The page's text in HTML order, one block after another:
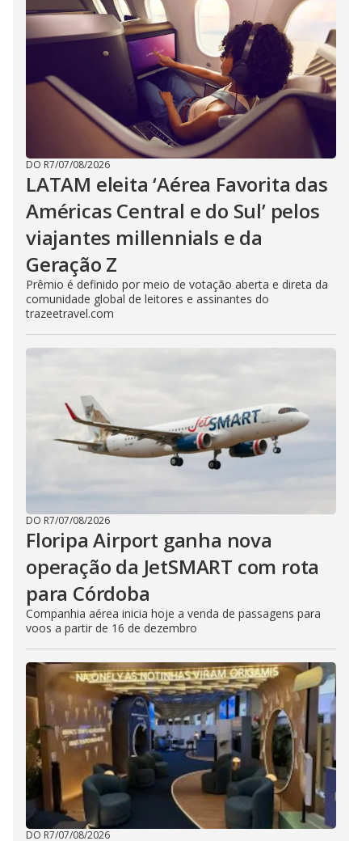
DO R7/07/08/2026
LATAM eleita ‘Aérea Favorita das
Américas Central e do Sul’ pelos
viajantes millennials e da
Geração Z
Prêmio é definido por meio de votação aberta e direta da
comunidade global de leitores e assinantes do
trazeetravel.com
DO R7/07/08/2026
Floripa Airport ganha nova
operação da JetSMART com rota
para Córdoba
Companhia aérea inicia hoje a venda de passagens para
voos a partir de 16 de dezembro
DO R7/07/08/2026